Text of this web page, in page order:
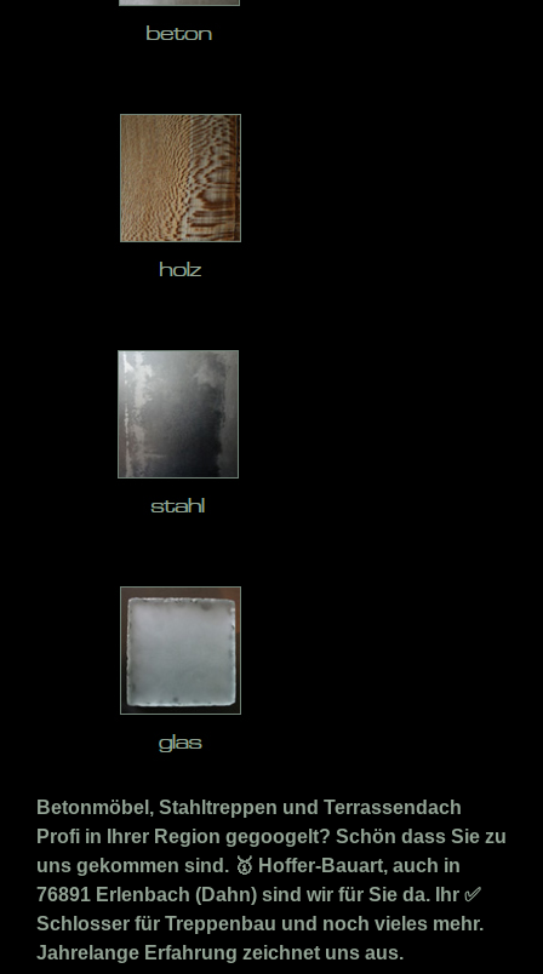
Betonmöbel, Stahltreppen und Terrassendach
Profi in Ihrer Region gegoogelt? Schön dass Sie zu
uns gekommen sind. 🥇 Hoffer-Bauart, auch in
76891 Erlenbach (Dahn) sind wir für Sie da. Ihr ✅
Schlosser für Treppenbau und noch vieles mehr.
Jahrelange Erfahrung zeichnet uns aus.